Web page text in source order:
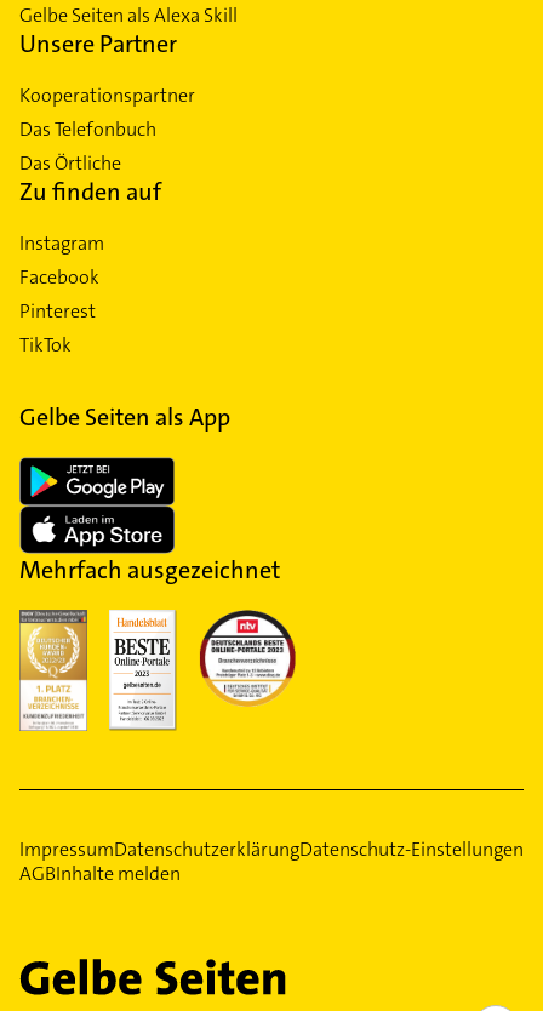
Gelbe Seiten als Alexa Skill
Unsere Partner
Kooperationspartner
Das Telefonbuch
Das Örtliche
Zu finden auf
Instagram
Facebook
Pinterest
TikTok
Gelbe Seiten als App
Mehrfach ausgezeichnet
ImpressumDatenschutzerklärungDatenschutz-Einstellungen
AGBInhalte melden